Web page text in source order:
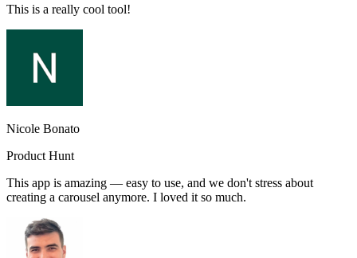
This is a really cool tool!
Nicole Bonato
Product Hunt
This app is amazing — easy to use, and we don't stress about
creating a carousel anymore. I loved it so much.